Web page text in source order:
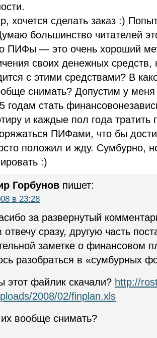
хочется сделать заказ :)
большинство читателей
ПИФы — это очень хороший
своих денежных средств,
с этими средствами? В
снимать? Допустим у
годам стать
и каждые пол года
ПИФами, что бы
положил и жду. Сумбурно,
:)
Горбунов пишет:
в 23:28
за развернутый
отвечу сразу, другую часть
заметке о финансовом
разобраться в «сумбурных
этот файлик скачали? http://
2008/02/finplan.xls
вообще снимать?